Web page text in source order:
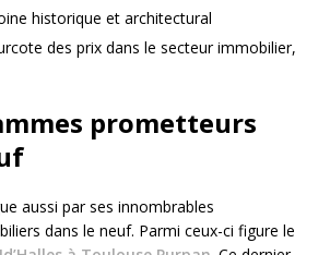
historique et architectural
des prix dans le secteur immobilier,
prometteurs
aussi par ses innombrables
dans le neuf. Parmi ceux-ci figure le